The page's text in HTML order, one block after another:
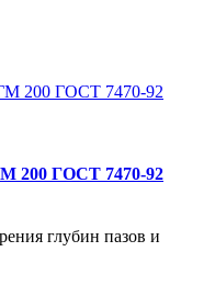
200 ГОСТ 7470-92
глубин пазов и